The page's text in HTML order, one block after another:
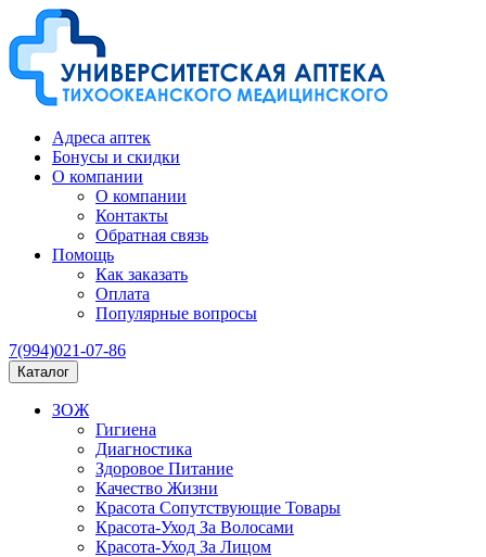
Адреса аптек
Бонусы и скидки
О компании
О компании
Контакты
Обратная связь
Помощь
Как заказать
Оплата
Популярные вопросы
7(994)021-07-86
Каталог
ЗОЖ
Гигиена
Диагностика
Здоровое Питание
Качество Жизни
Красота Сопутствующие Товары
Красота-Уход За Волосами
Красота-Уход За Лицом